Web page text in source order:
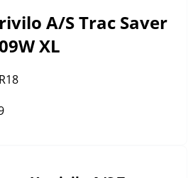
A/S Trac Saver
XL